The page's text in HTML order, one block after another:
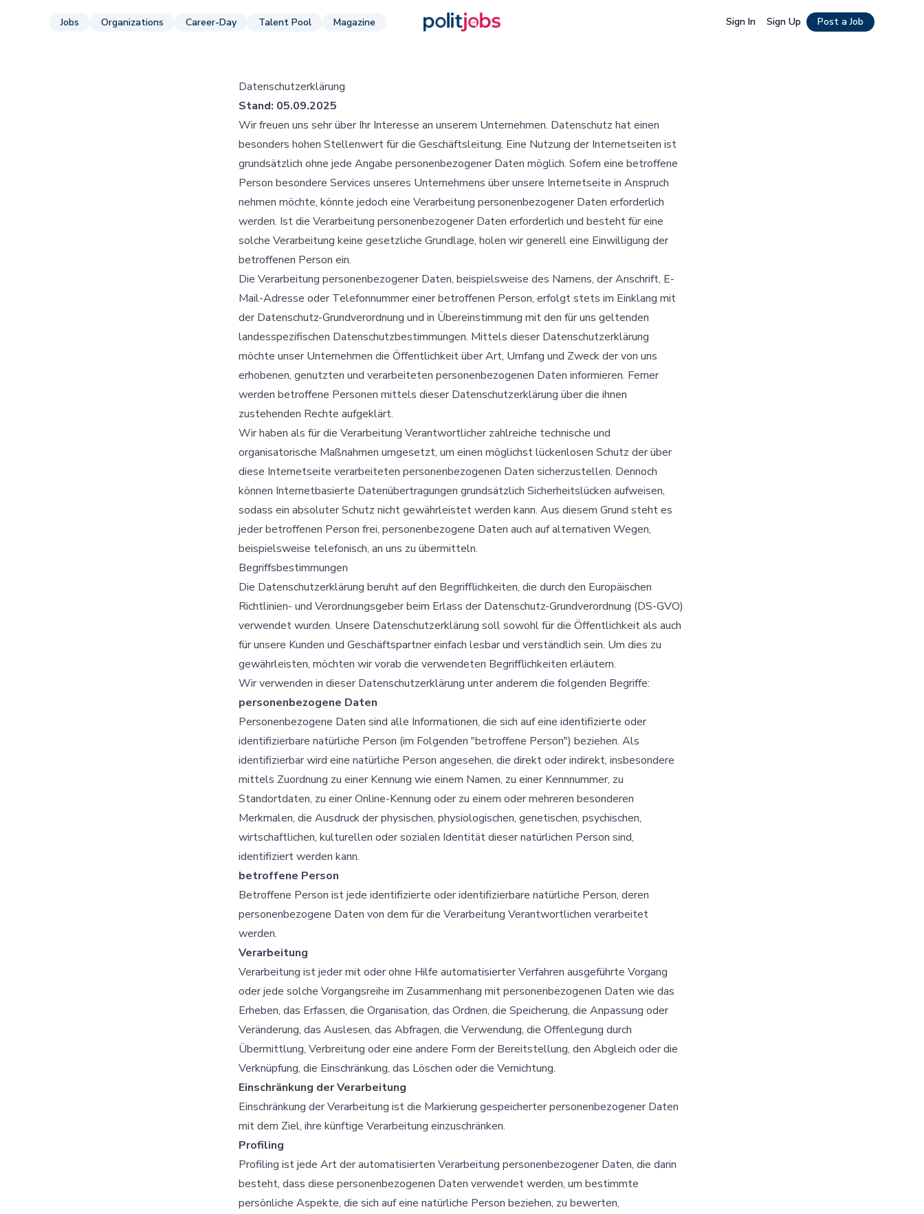
Jobs Organizations Career-Day Talent Pool Magazine Sign In Sign Up Post a Job
Datenschutzerklärung
Stand: 05.09.2025
Wir freuen uns sehr über Ihr Interesse an unserem Unternehmen. Datenschutz hat einen
besonders hohen Stellenwert für die Geschäftsleitung. Eine Nutzung der Internetseiten ist
grundsätzlich ohne jede Angabe personenbezogener Daten möglich. Sofern eine betroffene
Person besondere Services unseres Unternehmens über unsere Internetseite in Anspruch
nehmen möchte, könnte jedoch eine Verarbeitung personenbezogener Daten erforderlich
werden. Ist die Verarbeitung personenbezogener Daten erforderlich und besteht für eine
solche Verarbeitung keine gesetzliche Grundlage, holen wir generell eine Einwilligung der
betroffenen Person ein.
Die Verarbeitung personenbezogener Daten, beispielsweise des Namens, der Anschrift, E-
Mail-Adresse oder Telefonnummer einer betroffenen Person, erfolgt stets im Einklang mit
der Datenschutz-Grundverordnung und in Übereinstimmung mit den für uns geltenden
landesspezifischen Datenschutzbestimmungen. Mittels dieser Datenschutzerklärung
möchte unser Unternehmen die Öffentlichkeit über Art, Umfang und Zweck der von uns
erhobenen, genutzten und verarbeiteten personenbezogenen Daten informieren. Ferner
werden betroffene Personen mittels dieser Datenschutzerklärung über die ihnen
zustehenden Rechte aufgeklärt.
Wir haben als für die Verarbeitung Verantwortlicher zahlreiche technische und
organisatorische Maßnahmen umgesetzt, um einen möglichst lückenlosen Schutz der über
diese Internetseite verarbeiteten personenbezogenen Daten sicherzustellen. Dennoch
können Internetbasierte Datenübertragungen grundsätzlich Sicherheitslücken aufweisen,
sodass ein absoluter Schutz nicht gewährleistet werden kann. Aus diesem Grund steht es
jeder betroffenen Person frei, personenbezogene Daten auch auf alternativen Wegen,
beispielsweise telefonisch, an uns zu übermitteln.
Begriffsbestimmungen
Die Datenschutzerklärung beruht auf den Begrifflichkeiten, die durch den Europäischen
Richtlinien- und Verordnungsgeber beim Erlass der Datenschutz-Grundverordnung (DS-GVO)
verwendet wurden. Unsere Datenschutzerklärung soll sowohl für die Öffentlichkeit als auch
für unsere Kunden und Geschäftspartner einfach lesbar und verständlich sein. Um dies zu
gewährleisten, möchten wir vorab die verwendeten Begrifflichkeiten erläutern.
Wir verwenden in dieser Datenschutzerklärung unter anderem die folgenden Begriffe:
personenbezogene Daten
Personenbezogene Daten sind alle Informationen, die sich auf eine identifizierte oder
identifizierbare natürliche Person (im Folgenden "betroffene Person") beziehen. Als
identifizierbar wird eine natürliche Person angesehen, die direkt oder indirekt, insbesondere
mittels Zuordnung zu einer Kennung wie einem Namen, zu einer Kennnummer, zu
Standortdaten, zu einer Online-Kennung oder zu einem oder mehreren besonderen
Merkmalen, die Ausdruck der physischen, physiologischen, genetischen, psychischen,
wirtschaftlichen, kulturellen oder sozialen Identität dieser natürlichen Person sind,
identifiziert werden kann.
betroffene Person
Betroffene Person ist jede identifizierte oder identifizierbare natürliche Person, deren
personenbezogene Daten von dem für die Verarbeitung Verantwortlichen verarbeitet
werden.
Verarbeitung
Verarbeitung ist jeder mit oder ohne Hilfe automatisierter Verfahren ausgeführte Vorgang
oder jede solche Vorgangsreihe im Zusammenhang mit personenbezogenen Daten wie das
Erheben, das Erfassen, die Organisation, das Ordnen, die Speicherung, die Anpassung oder
Veränderung, das Auslesen, das Abfragen, die Verwendung, die Offenlegung durch
Übermittlung, Verbreitung oder eine andere Form der Bereitstellung, den Abgleich oder die
Verknüpfung, die Einschränkung, das Löschen oder die Vernichtung.
Einschränkung der Verarbeitung
Einschränkung der Verarbeitung ist die Markierung gespeicherter personenbezogener Daten
mit dem Ziel, ihre künftige Verarbeitung einzuschränken.
Profiling
Profiling ist jede Art der automatisierten Verarbeitung personenbezogener Daten, die darin
besteht, dass diese personenbezogenen Daten verwendet werden, um bestimmte
persönliche Aspekte, die sich auf eine natürliche Person beziehen, zu bewerten,